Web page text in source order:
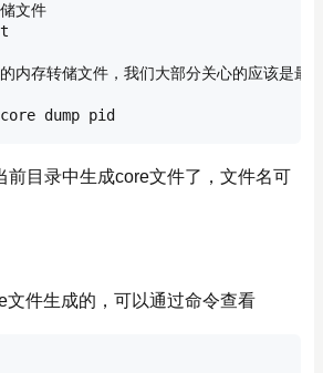
文件
内存转储文件，我们大部分关心的应该是最
dump pid
前目录中生成core文件了，文件名可
文件生成的，可以通过命令查看